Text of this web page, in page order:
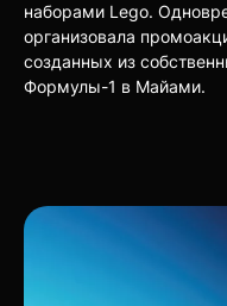
наборами Lego.
организовала
созданных из
Формулы-1 в Майами.